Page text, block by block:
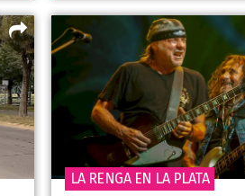
LA RENGA EN LA PLATA